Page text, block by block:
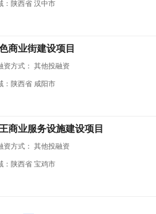
：陕西省 汉中市
商业街建设项目
资方式： 其他投融资
：陕西省 咸阳市
商业服务设施建设项目
资方式： 其他投融资
：陕西省 宝鸡市